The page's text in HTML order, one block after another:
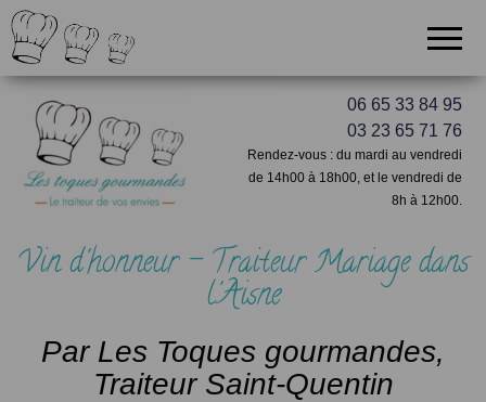
06 65 33 84 95
03 23 65 71 76
Rendez-vous : du mardi au vendredi
de 14h00 à 18h00, et le vendredi de
8h à 12h00.
Vin d'honneur - Traiteur Mariage dans
l'Aisne
Par Les Toques gourmandes,
Traiteur Saint-Quentin